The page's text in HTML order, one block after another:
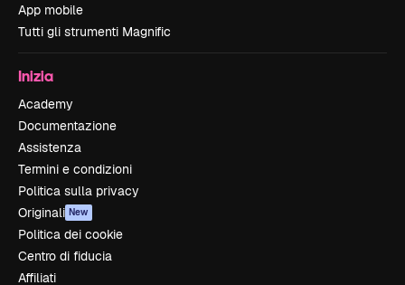
App mobile
Tutti gli strumenti Magnific
Inizia
Academy
Documentazione
Assistenza
Termini e condizioni
Politica sulla privacy
Originali New
Politica dei cookie
Centro di fiducia
Affiliati